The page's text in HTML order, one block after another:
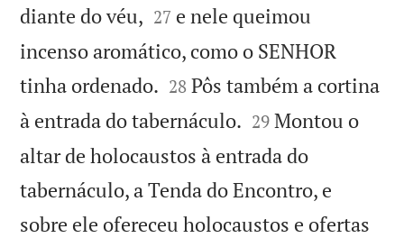
diante do véu, 

27 e nele queimou
incenso aromático, como o SENHOR
tinha ordenado. 

28 Pôs também a cortina
à entrada do tabernáculo. 

29 Montou o
altar de holocaustos à entrada do
tabernáculo, a Tenda do Encontro, e
sobre ele ofereceu holocaustos e ofertas